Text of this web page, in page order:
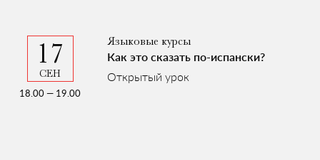
17
18.00 — 19.00
Языковые курсы
Как это сказать по-испански?
Открытый урок